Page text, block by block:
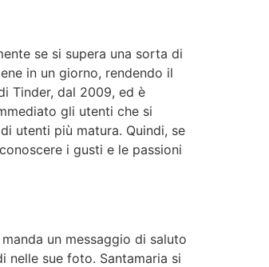
se si supera una sorta di
in un giorno, rendendo il
Tinder, dal 2009, ed è
gli utenti che si
utenti più matura. Quindi, se
i gusti e le passioni
un messaggio di saluto
nelle sue foto. Santamaria si